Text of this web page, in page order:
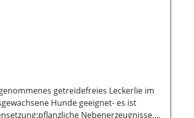
getreidefreies Leckerlie im
Hunde geeignet- es ist
Nebenerzeugnisse,